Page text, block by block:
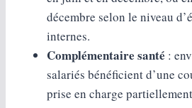
décembre selon le niveau
internes.
Complémentaire santé :
salariés bénéficient d’une
prise en charge